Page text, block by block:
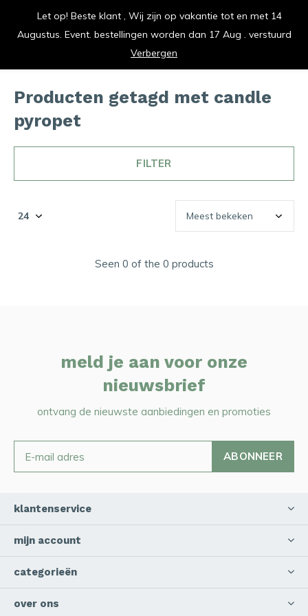
vrolijk je keuken op
Producten getagd met candle
pyropet
FILTER
Seen 0 of the 0 products
meld je aan voor onze
nieuwsbrief
ontvang de nieuwste aanbiedingen en promoties
ABONNEER
klantenservice
mijn account
categorieën
over ons
Let op! Beste klant , Wij zijn op vakantie tot en met 14
Augustus. Event. bestellingen worden dan 17 Aug . verstuurd
Verbergen